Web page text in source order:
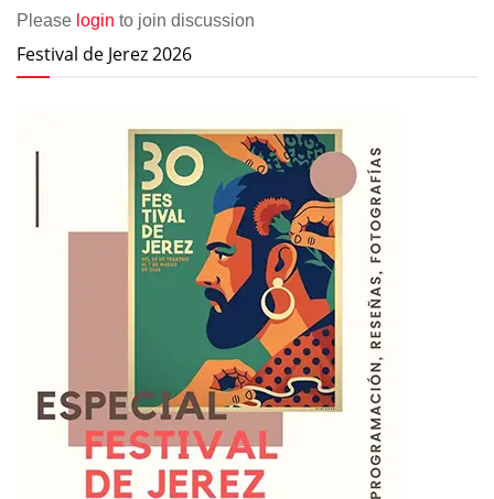
Please login to join discussion
Festival de Jerez 2026